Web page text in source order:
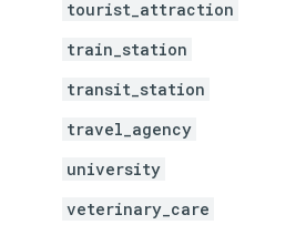
tourist_attraction
train_station
transit_station
travel_agency
university
veterinary_care